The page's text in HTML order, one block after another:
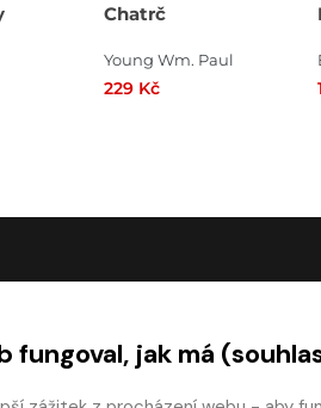
Chatrč
Young Wm. Paul
229 Kč
Časté dotazy
Platba
fungoval, jak má